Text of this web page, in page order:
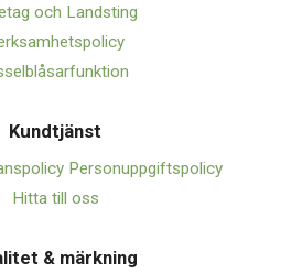
och Landsting
Kundtjänst
Personuppgiftspolicy
Hitta till oss
& märkning